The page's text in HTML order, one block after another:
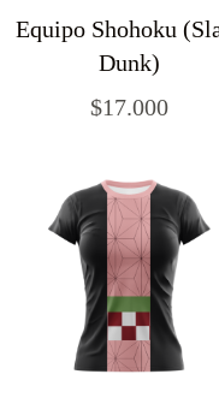
Equipo Shohoku
Dunk)
$17.000